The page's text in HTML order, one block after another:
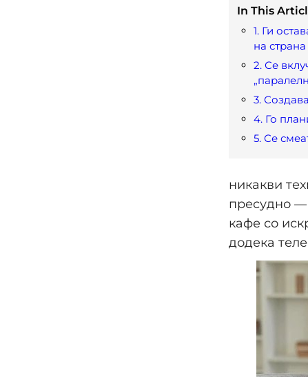
In This
1. Ги
на страна
2. Се
3.
4. Го
5. Се
никакви
пресудно —
кафе со
додека